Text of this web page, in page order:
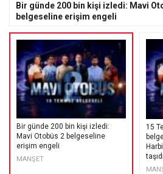
Bir günde 200 bin kişi izledi: Mavi
belgeseline erişim engeli
Bir günde 200 bin kişi izledi:
Mavi Otobüs 2 belgeseline
erişim engeli
MANŞET
15
taşıdı